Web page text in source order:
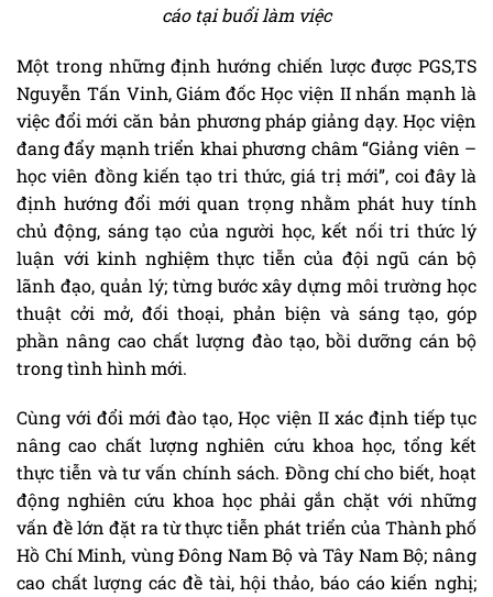
cáo tại buổi làm việc
Một trong những định hướng chiến lược được PGS,TS
Nguyễn Tấn Vinh, Giám đốc Học viện II nhấn mạnh là
việc đổi mới căn bản phương pháp giảng dạy. Học viện
đang đẩy mạnh triển khai phương châm “Giảng viên –
học viên đồng kiến tạo tri thức, giá trị mới”, coi đây là
định hướng đổi mới quan trọng nhằm phát huy tính
chủ động, sáng tạo của người học, kết nối tri thức lý
luận với kinh nghiệm thực tiễn của đội ngũ cán bộ
lãnh đạo, quản lý; từng bước xây dựng môi trường học
thuật cởi mở, đối thoại, phản biện và sáng tạo, góp
phần nâng cao chất lượng đào tạo, bồi dưỡng cán bộ
trong tình hình mới.
Cùng với đổi mới đào tạo, Học viện II xác định tiếp tục
nâng cao chất lượng nghiên cứu khoa học, tổng kết
thực tiễn và tư vấn chính sách. Đồng chí cho biết, hoạt
động nghiên cứu khoa học phải gắn chặt với những
vấn đề lớn đặt ra từ thực tiễn phát triển của Thành phố
Hồ Chí Minh, vùng Đông Nam Bộ và Tây Nam Bộ; nâng
cao chất lượng các đề tài, hội thảo, báo cáo kiến nghị;